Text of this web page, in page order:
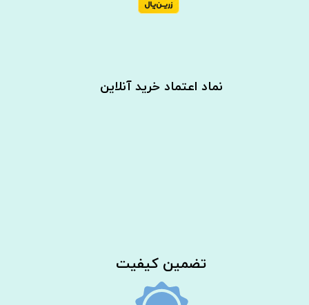
نماد اعتماد خرید آنلاین
​تضمین کیفیت